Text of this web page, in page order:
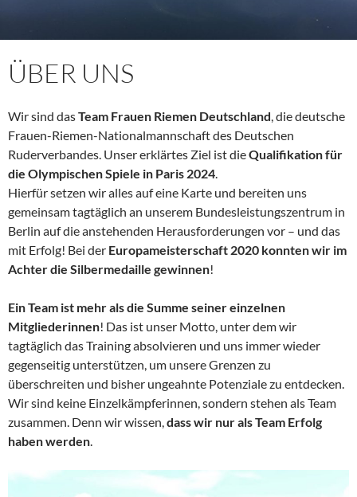
ÜBER UNS
Wir sind dasTeam Frauen Riemen Deutschland, die deutsche
Frauen-Riemen-Nationalmannschaft des Deutschen
Ruderverbandes. Unser erklärtes Ziel ist dieQualifikation für
die Olympischen Spiele in Paris 2024.
Hierfür setzen wir alles auf eine Karte und bereiten uns
gemeinsam tagtäglich an unserem Bundesleistungszentrum in
Berlin auf die anstehenden Herausforderungen vor – und das
mit Erfolg! Bei der Europameisterschaft 2020 konnten wir im
Achter die Silbermedaille gewinnen!
Ein Team ist mehr als die Summe seiner einzelnen
Mitgliederinnen! Das ist unser Motto, unter dem wir
tagtäglich das Training absolvieren und uns immer wieder
gegenseitig unterstützen, um unsere Grenzen zu
überschreiten und bisher ungeahnte Potenziale zu entdecken.
Wir sind keine Einzelkämpferinnen, sondern stehen als Team
zusammen. Denn wir wissen,dass wir nur als Team Erfolg
haben werden.